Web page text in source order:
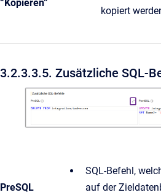
“Kopieren”
kopiert
3.2.3.3.5. Zusätzliche SQL-
PreSQL
SQL-Befehl,
auf der